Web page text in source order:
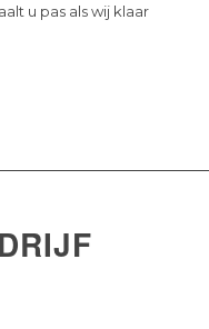
u pas als wij klaar